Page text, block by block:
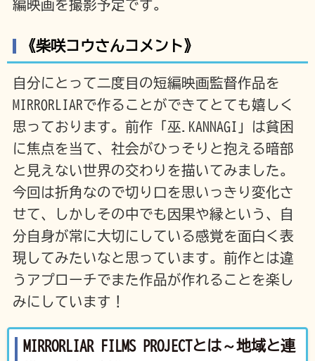
編映画を撮影予定です。
《柴咲コウさんコメント》
自分にとって二度目の短編映画監督作品を
MIRRORLIARで作ることができてとても嬉しく
思っております。前作「巫.KANNAGI」は貧困
に焦点を当て、社会がひっそりと抱える暗部
と見えない世界の交わりを描いてみました。
今回は折角なので切り口を思いっきり変化さ
せて、しかしその中でも因果や縁という、自
分自身が常に大切にしている感覚を面白く表
現してみたいなと思っています。前作とは違
うアプローチでまた作品が作れることを楽し
みにしています！
MIRRORLIAR FILMS PROJECTとは～地域と連